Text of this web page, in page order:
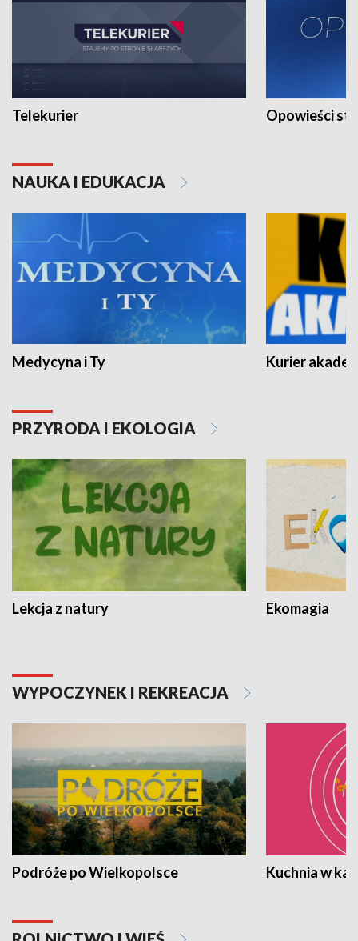
Telekurier Opowieści
NAUKA I EDUKACJA
Medycyna i Ty Kurier
PRZYRODA I EKOLOGIA
Lekcja z natury Ekomagia
WYPOCZYNEK I REKREACJA
Podróże po Wielkopolsce Kuchnia w